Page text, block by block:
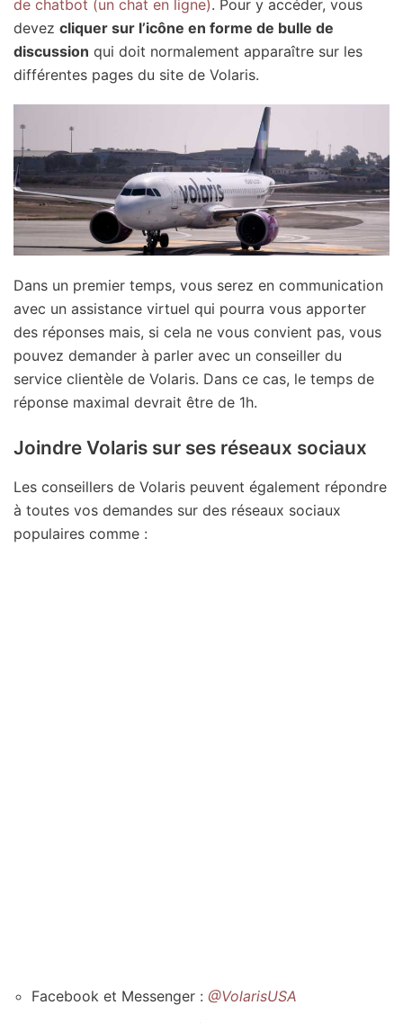
de chatbot (un chat en ligne). Pour y accéder, vous
devez cliquer sur l’icône en forme de bulle de
discussion qui doit normalement apparaître sur les
différentes pages du site de Volaris.
Dans un premier temps, vous serez en communication
avec un assistance virtuel qui pourra vous apporter
des réponses mais, si cela ne vous convient pas, vous
pouvez demander à parler avec un conseiller du
service clientèle de Volaris. Dans ce cas, le temps de
réponse maximal devrait être de 1h.
Joindre Volaris sur ses réseaux sociaux
Les conseillers de Volaris peuvent également répondre
à toutes vos demandes sur des réseaux sociaux
populaires comme :
Facebook et Messenger : @VolarisUSA